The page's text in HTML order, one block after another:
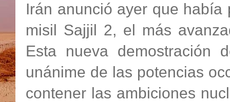
Irán anunció ayer que
misil Sajjil 2, el más
Esta nueva demostración
unánime de las potencias
contener las ambiciones